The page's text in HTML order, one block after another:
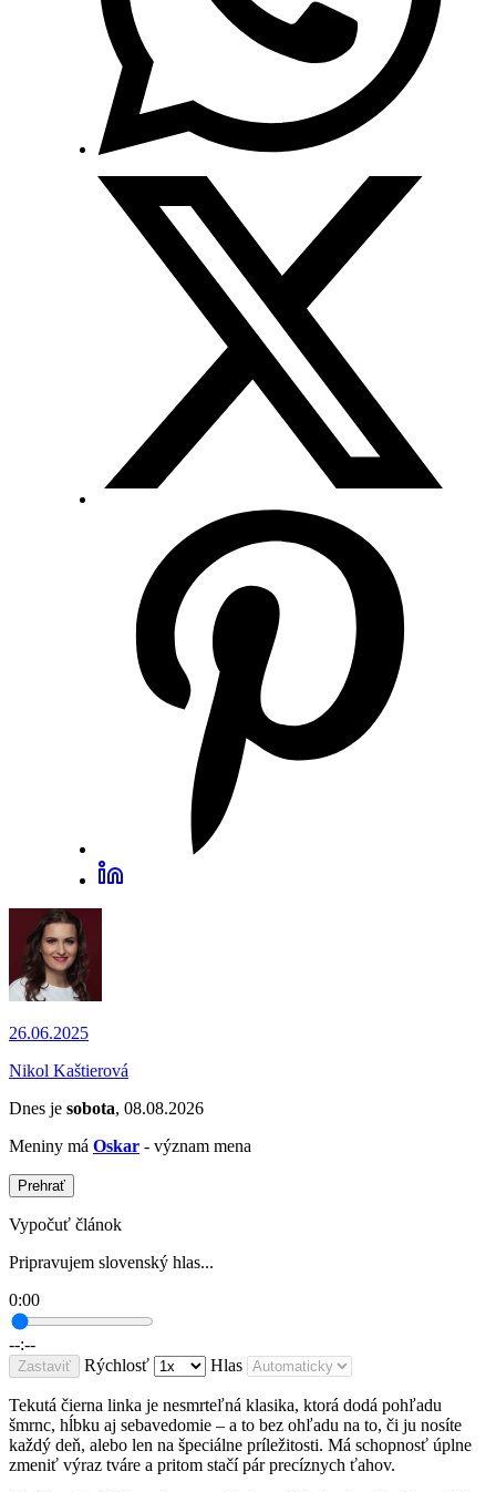
26.06.2025
Nikol Kaštierová
Dnes je sobota, 08.08.2026
Meniny má Oskar - význam mena
Prehrať
Vypočuť článok
Pripravujem slovenský hlas...
0:00
--:--
Zastaviť Rýchlosť Hlas
Tekutá čierna linka je nesmrteľná klasika, ktorá dodá pohľadu
šmrnc, hĺbku aj sebavedomie – a to bez ohľadu na to, či ju nosíte
každý deň, alebo len na špeciálne príležitosti. Má schopnosť úplne
zmeniť výraz tváre a pritom stačí pár precíznych ťahov.